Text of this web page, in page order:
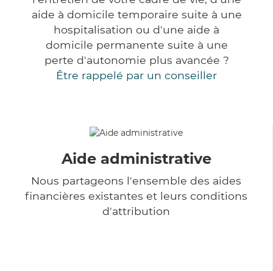
aide à domicile temporaire suite à une
hospitalisation ou d'une aide à
domicile permanente suite à une
perte d'autonomie plus avancée ?
Être rappelé par un conseiller
Aide administrative
Nous partageons l'ensemble des aides
financières existantes et leurs conditions
d'attribution